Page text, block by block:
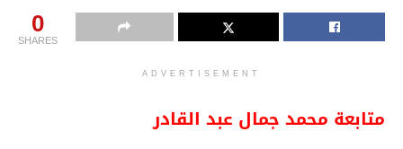
0
SHARES
ADVERTISEMENT
متابعة محمد جمال عبد القادر